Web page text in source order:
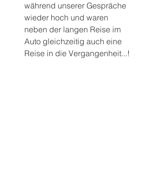
während unserer Gespräche
wieder hoch und waren
neben der langen Reise im
Auto gleichzeitig auch eine
Reise in die Vergangenheit...!